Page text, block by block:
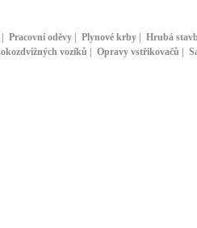
Pracovní oděvy| Plynové krby| Hrubá
vozíků
Opravy vstřikovačů